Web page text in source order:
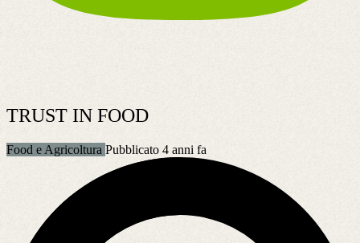
TRUST IN FOOD
Food e Agricoltura Pubblicato 4 anni fa